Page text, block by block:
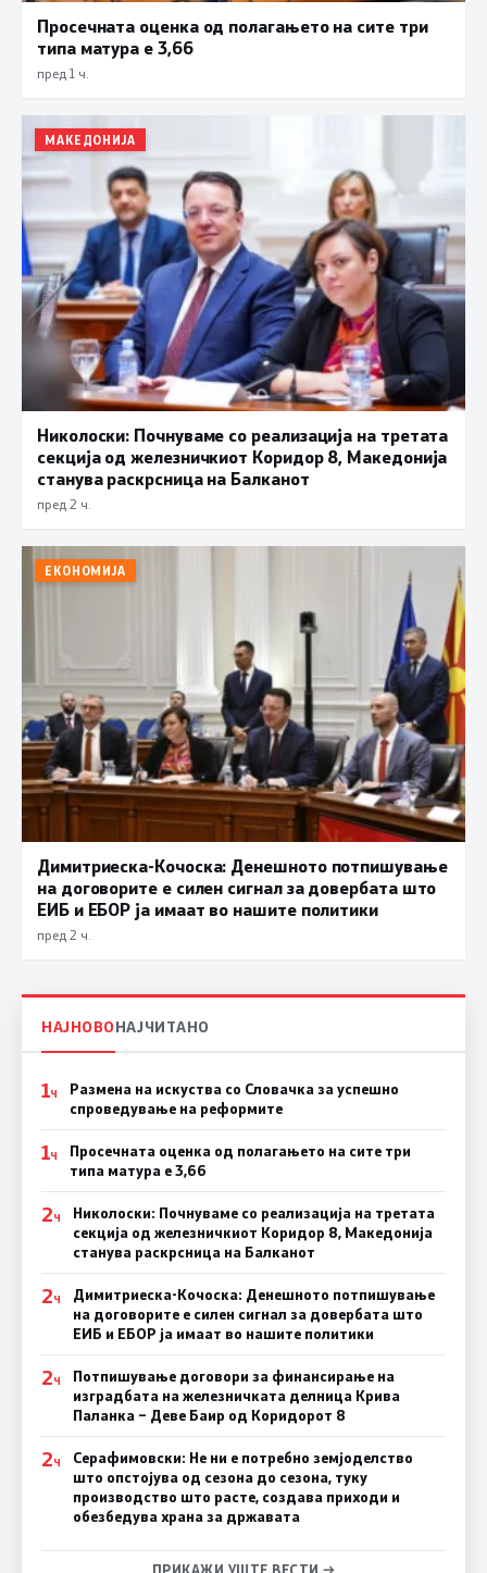
Просечната оценка од полагањето на сите три
типа матура е 3,66
пред 1 ч.
МАКЕДОНИЈА
Николоски: Почнуваме со реализација на третата
секција од железничкиот Коридор 8, Македонија
станува раскрсница на Балканот
пред 2 ч.
ЕКОНОМИЈА
Димитриеска-Кочоска: Денешното потпишување
на договорите е силен сигнал за довербата што
ЕИБ и ЕБОР ја имаат во нашите политики
пред 2 ч.
НАЈНОВОНАЈЧИТАНО
1Ч
Размена на искуства со Словачка за успешно
спроведување на реформите
1Ч
Просечната оценка од полагањето на сите три
типа матура е 3,66
2Ч
Николоски: Почнуваме со реализација на третата
секција од железничкиот Коридор 8, Македонија
станува раскрсница на Балканот
2Ч
Димитриеска-Кочоска: Денешното потпишување
на договорите е силен сигнал за довербата што
ЕИБ и ЕБОР ја имаат во нашите политики
2Ч
Потпишување договори за финансирање на
изградбата на железничката делница Крива
Паланка – Деве Баир од Коридорот 8
2Ч
Серафимовски: Не ни е потребно земјоделство
што опстојува од сезона до сезона, туку
производство што расте, создава приходи и
обезбедува храна за државата